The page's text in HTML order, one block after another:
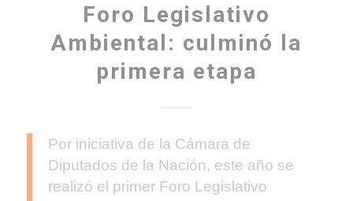
Foro Legislativo
Ambiental: culminó la
primera etapa
Por iniciativa de la Cámara de
Diputados de la Nación, este año se
realizó el primer Foro Legislativo